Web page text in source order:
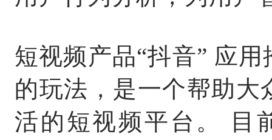
短视频产品“抖音” 应
的玩法，是一个帮助
活的短视频平台。 目